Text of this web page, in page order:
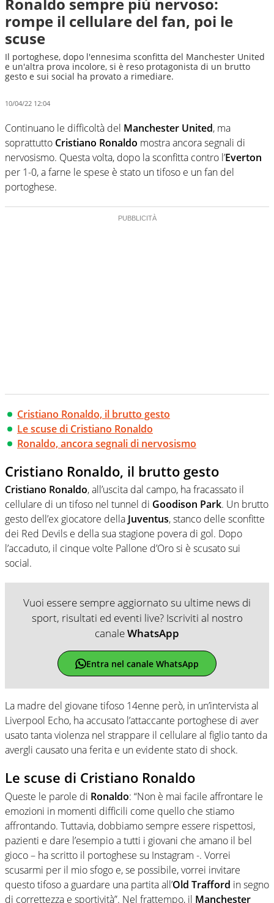
rompe il cellulare del fan, poi le
scuse
Il portoghese, dopo l'ennesima sconfitta del Manchester United
e un'altra prova incolore, si è reso protagonista di un brutto
gesto e sui social ha provato a rimediare.
10/04/22 12:04
Continuano le difficoltà del Manchester United, ma
soprattutto Cristiano Ronaldo mostra ancora segnali di
nervosismo. Questa volta, dopo la sconfitta contro l’Everton
per 1-0, a farne le spese è stato un tifoso e un fan del
portoghese.
Cristiano Ronaldo, il brutto gesto
Le scuse di Cristiano Ronaldo
Ronaldo, ancora segnali di nervosismo
Cristiano Ronaldo, il brutto gesto
Cristiano Ronaldo, all’uscita dal campo, ha fracassato il
cellulare di un tifoso nel tunnel di Goodison Park. Un brutto
gesto dell’ex giocatore della Juventus, stanco delle sconfitte
dei Red Devils e della sua stagione povera di gol. Dopo
l’accaduto, il cinque volte Pallone d’Oro si è scusato sui
social.
Vuoi essere sempre aggiornato su ultime news di
sport, risultati ed eventi live? Iscriviti al nostro
canaleWhatsApp
Entra nel canale WhatsApp
La madre del giovane tifoso 14enne però, in un’intervista al
Liverpool Echo, ha accusato l’attaccante portoghese di aver
usato tanta violenza nel strappare il cellulare al figlio tanto da
avergli causato una ferita e un evidente stato di shock.
Le scuse di Cristiano Ronaldo
Queste le parole di Ronaldo: “Non è mai facile affrontare le
emozioni in momenti difficili come quello che stiamo
affrontando. Tuttavia, dobbiamo sempre essere rispettosi,
pazienti e dare l’esempio a tutti i giovani che amano il bel
gioco – ha scritto il portoghese su Instagram -. Vorrei
scusarmi per il mio sfogo e, se possibile, vorrei invitare
questo tifoso a guardare una partita all’Old Trafford in segno
di correttezza e sportività”. Nel frattempo, il Manchester